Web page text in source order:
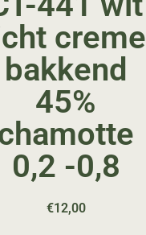
creme
bakkend
45%
0,2 -0,8
€12,00